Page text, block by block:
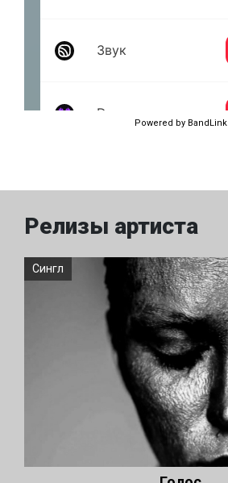
Powered by BandLink
Релизы артиста
Сингл